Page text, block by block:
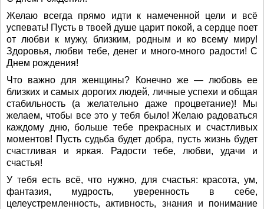
Желаю всегда прямо идти к намеченной цели и всё
успевать! Пусть в твоей душе царит покой, а сердце поет
от любви к мужу, близким, родным и ко всему миру!
Здоровья, любви тебе, денег и много-много радости! С
Днем рождения!
Что важно для женщины? Конечно же — любовь ее
близких и самых дорогих людей, личные успехи и общая
стабильность (а желательно даже процветание)! Мы
желаем, чтобы все это у тебя было! Желаю радоваться
каждому дню, больше тебе прекрасных и счастливых
моментов! Пусть судьба будет добра, пусть жизнь будет
счастливая и яркая. Радости тебе, любви, удачи и
счастья!
У тебя есть всё, что нужно, для счастья: красота, ум,
фантазия, мудрость, уверенность в себе,
целеустремленность, активность, знания и понимание